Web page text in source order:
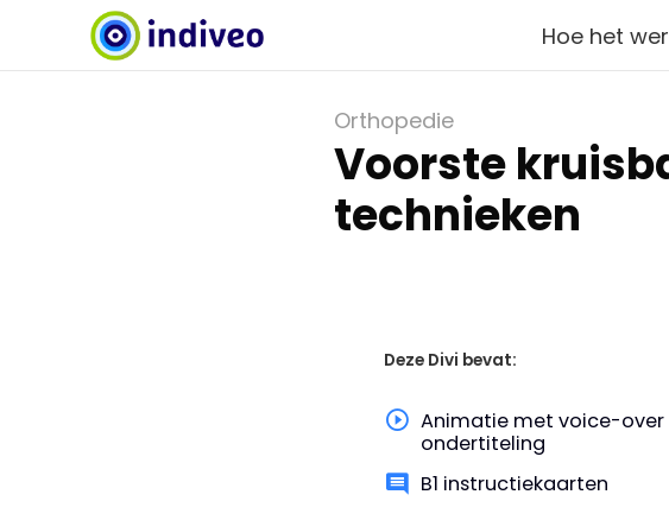
Hoe het
Orthopedie
Voorste
technieken
Deze Divi bevat:
Animatie met voice-over
ondertiteling
B1 instructiekaarten